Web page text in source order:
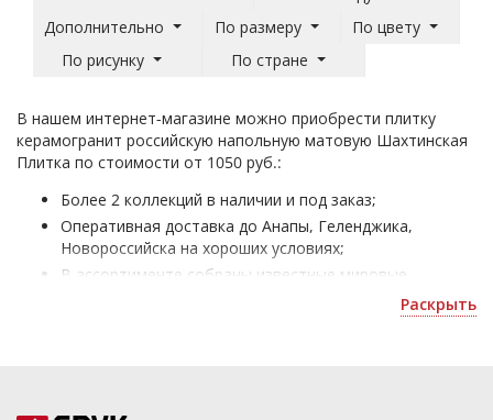
Дополнительно
По размеру
По цвету
По рисунку
По стране
В нашем интернет-магазине можно приобрести плитку
керамогранит российскую напольную матовую Шахтинская
Плитка по стоимости от 1050 руб.:
Более 2 коллекций в наличии и под заказ;
Оперативная доставка до Анапы, Геленджика,
Новороссийска на хороших условиях;
В ассортименте собраны известные мировые
почтеkrasnodar@plitka-sdvk.ru
Раскрыть